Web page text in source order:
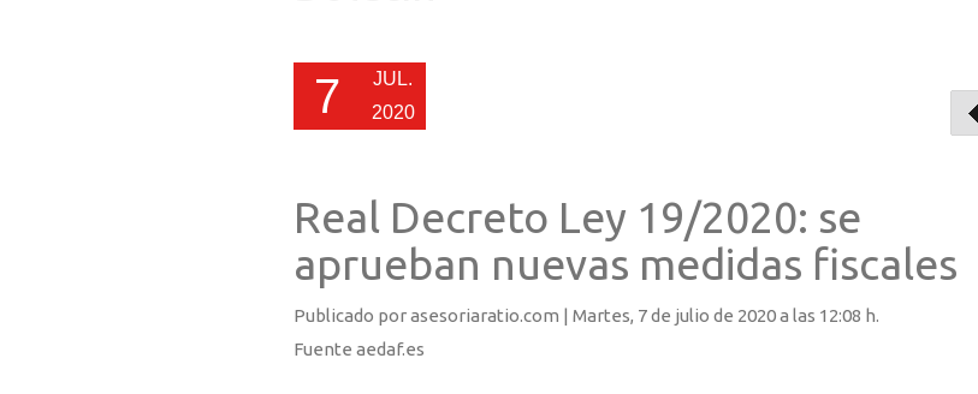
7
JUL.
2020
Real Decreto Ley 19/2020: se
aprueban nuevas medidas fiscales
Publicado por asesoriaratio.com | Martes, 7 de julio de 2020 a las 12:08 h.
Fuente aedaf.es